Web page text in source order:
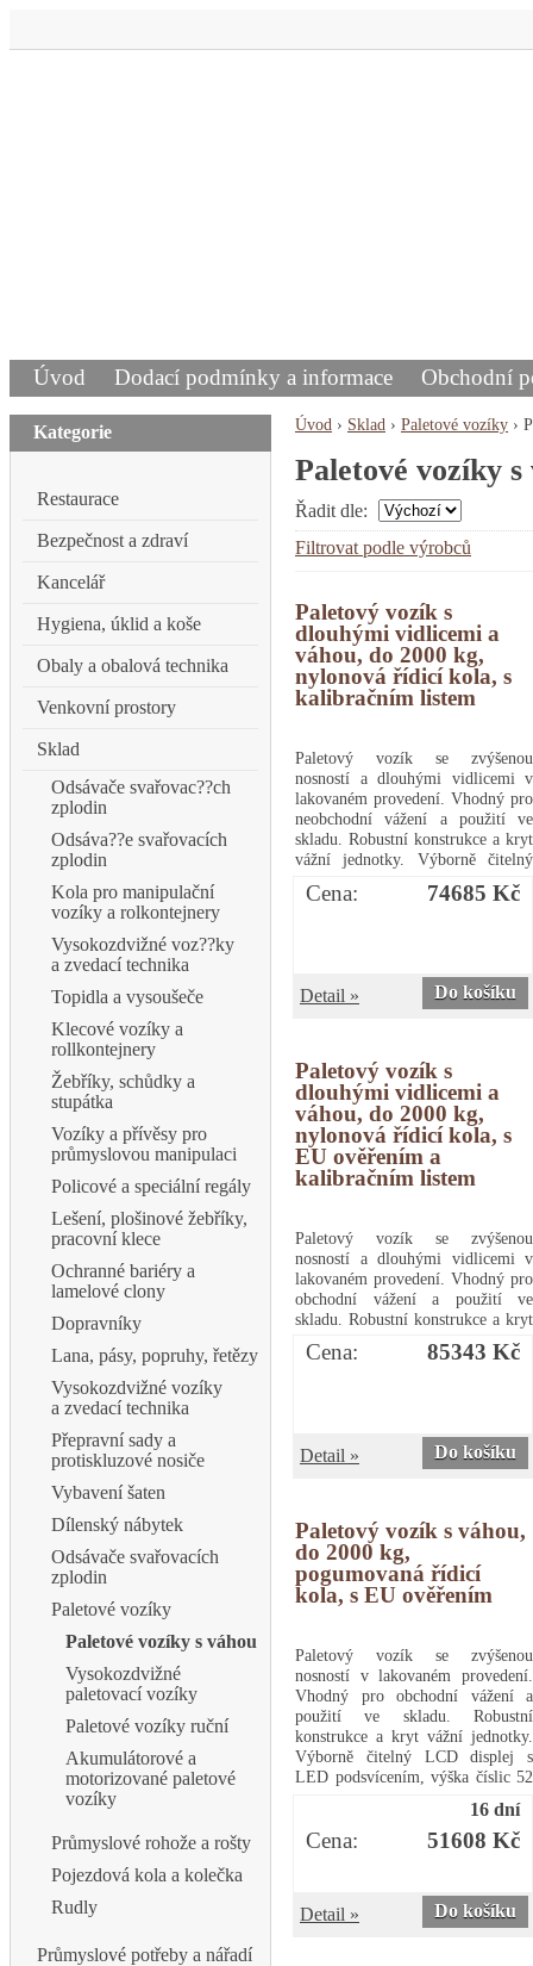
Úvod Dodací podmínky a informace Obchodní
Úvod › Sklad › Paletové vozíky ›
Paletové vozíky s
Řadit dle:
Filtrovat podle výrobců
Paletový vozík s
dlouhými vidlicemi a
váhou, do 2000 kg,
nylonová řídicí kola, s
kalibračním listem
Paletový vozík se zvýšenou
nosností a dlouhými vidlicemi v
lakovaném provedení. Vhodný pro
neobchodní vážení a použití ve
skladu. Robustní konstrukce a kryt
vážní jednotky. Výborně čitelný
výška číslic 25 mm. Napájení
Možnost využití v suchém a
prašném prostředí (krytí IP 54).
rozměr vážní plochy: 55 x 200 cm
příkon: 10 WPaletový vozík s
dlouhými vidlicemi a váhou, do
2000 kg, nylonová řídicí kola, s
kalibračním listem
74685 Kč
Cena:
Do košíku
Detail »
Paletový vozík s
dlouhými vidlicemi a
váhou, do 2000 kg,
nylonová řídicí kola, s
EU ověřením a
kalibračním listem
Paletový vozík se zvýšenou
nosností a dlouhými vidlicemi v
lakovaném provedení. Vhodný pro
obchodní vážení a použití ve
skladu. Robustní konstrukce a kryt
vážní jednotky. Výborně čitelný
LCD displej s LED podsvícením,
provozu), indikátor stavu baterie.
Možnost využití v suchém a
kalibračním listem. provozní
teplota: -10 až 40 °C rozměr vážní
plochy: 55 x 200 cm příkon: 10
WPaletový vozík s dlouhými
vidlicemi a váhou, do 2000 kg,
85343 Kč
Cena:
Do košíku
Detail »
Paletový vozík s váhou,
do 2000 kg,
pogumovaná řídicí
kola, s EU ověřením
Paletový vozík se zvýšenou
nosností v lakovaném provedení.
Vhodný pro obchodní vážení a
použití ve skladu. Robustní
konstrukce a kryt vážní jednotky.
Výborně čitelný LCD displej s
LED podsvícením, výška číslic 52
akumulátorem AC 230V/DC 6V s
výdrží až 70 hodin provozu,
lehký pojezd. Možnost využití v
suchém a prašném prostředí (krytí
16 dní
51608 Kč
Cena:
Do košíku
Detail »
Kategorie
Restaurace
Bezpečnost a zdraví
Kancelář
Hygiena, úklid a koše
Obaly a obalová technika
Venkovní prostory
Sklad
Odsávače svařovac??ch
zplodin
Odsáva??e svařovacích
zplodin
Kola pro manipulační
vozíky a rolkontejnery
Vysokozdvižné voz??ky
a zvedací technika
Topidla a vysoušeče
Klecové vozíky a
rollkontejnery
Žebříky, schůdky a
stupátka
Vozíky a přívěsy pro
průmyslovou manipulaci
Policové a speciální regály
Lešení, plošinové žebříky,
pracovní klece
Ochranné bariéry a
lamelové clony
Dopravníky
Lana, pásy, popruhy, řetězy
Vysokozdvižné vozíky
a zvedací technika
Přepravní sady a
protiskluzové nosiče
Vybavení šaten
Dílenský nábytek
Odsávače svařovacích
zplodin
Paletové vozíky
Paletové vozíky s váhou
Vysokozdvižné
paletovací vozíky
Paletové vozíky ruční
Akumulátorové a
motorizované paletové
vozíky
Průmyslové rohože a rošty
Pojezdová kola a kolečka
Rudly
Průmyslové potřeby a nářadí